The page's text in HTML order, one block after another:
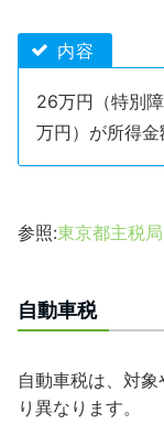
内容
26万円（特別
万円）が所得金
参照:東京都主税局
自動車税
自動車税は、対
り異なります。